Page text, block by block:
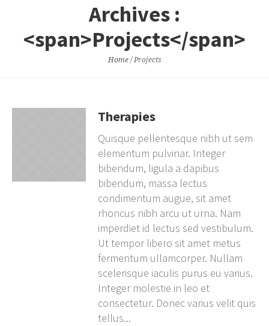
Archives :
<span>Projects</span>
Home /Projects
Therapies
Quisque pellentesque nibh ut sem
elementum pulvinar. Integer
bibendum, ligula a dapibus
bibendum, massa lectus
condimentum augue, sit amet
rhoncus nibh arcu ut urna. Nam
imperdiet id lectus sed vestibulum.
Ut tempor libero sit amet metus
fermentum ullamcorper. Nullam
scelerisque iaculis purus eu varius.
Integer molestie in leo et
consectetur. Donec varius velit quis
tellus...